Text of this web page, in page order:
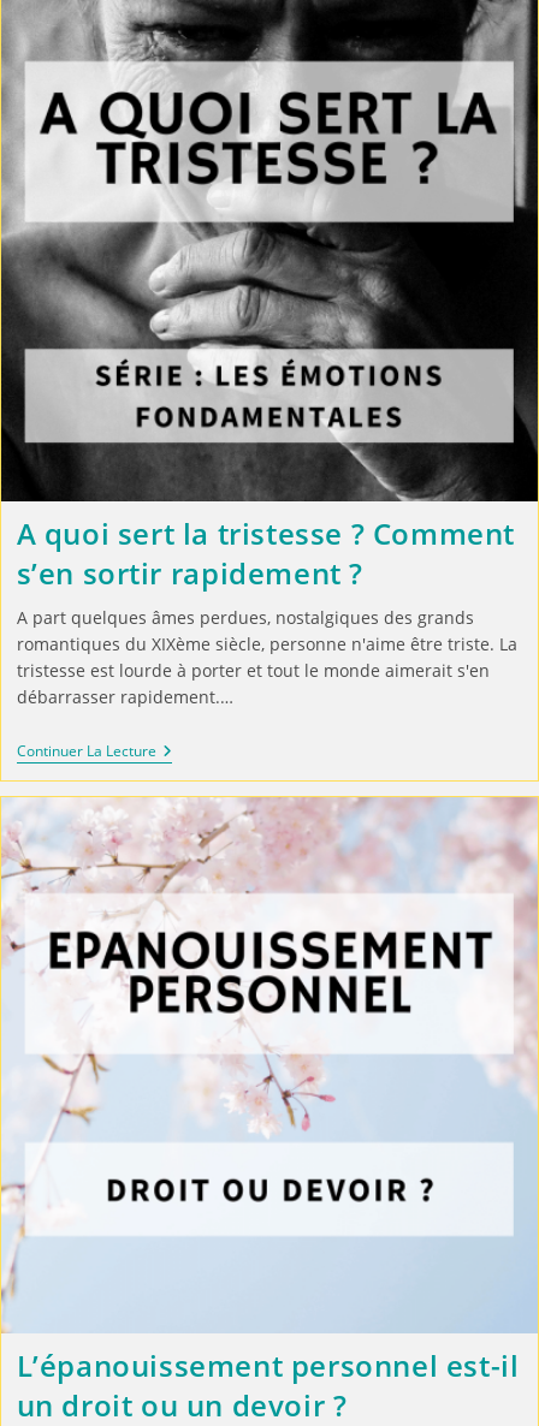
A quoi sert la tristesse ? Comment
s’en sortir rapidement ?
A part quelques âmes perdues, nostalgiques des grands
romantiques du XIXème siècle, personne n'aime être triste. La
tristesse est lourde à porter et tout le monde aimerait s'en
débarrasser rapidement.…
Continuer La Lecture
L’épanouissement personnel est-il
un droit ou un devoir ?